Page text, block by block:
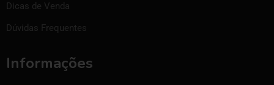
Dicas de Venda
Dúvidas Frequentes
Informações